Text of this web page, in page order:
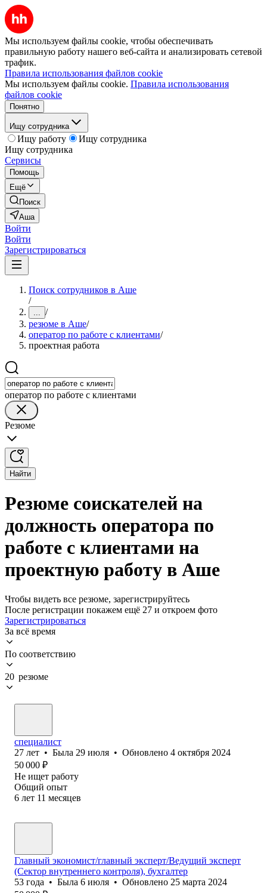
Мы используем файлы cookie, чтобы обеспечивать
правильную работу нашего веб-сайта и анализировать сетевой
трафик.
Правила использования файлов cookie
Мы используем файлы cookie. Правила использования
файлов cookie
Понятно
Ищу сотрудника
Ищу работу
Ищу сотрудника
Ищу сотрудника
Сервисы
Помощь
Ещё
Поиск
Аша
Войти
Войти
Зарегистрироваться
Поиск сотрудников в Аше
/
... /
резюме в Аше/
оператор по работе с клиентами/
проектная работа
оператор по работе с клиентами
Резюме
Найти
Резюме соискателей на
должность оператора по
работе с клиентами на
проектную работу в Аше
Чтобы видеть все резюме, зарегистрируйтесь
После регистрации покажем ещё 27 и откроем фото
Зарегистрироваться
За всё время
По соответствию
20 резюме
специалист
27 лет • Была 29 июля • Обновлено 4 октября 2024
50 000 ₽
Не ищет работу
Общий опыт
6 лет 11 месяцев
Главный экономист/главный эксперт/Ведущий эксперт
(Сектор внутреннего контроля), бухгалтер
53 года • Была 6 июля • Обновлено 25 марта 2024